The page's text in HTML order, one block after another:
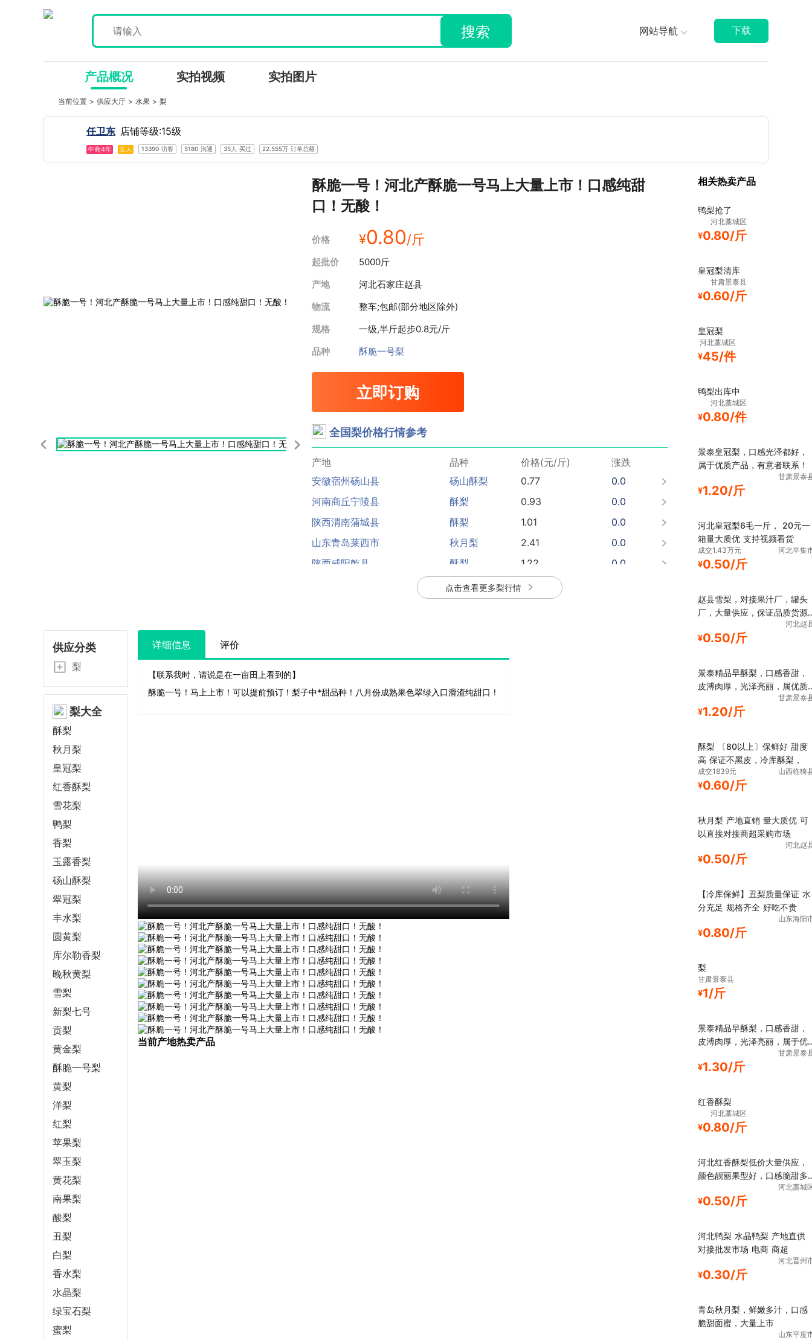
搜索 网站导航 下载
产品概况 实拍视频 实拍图片
当前位置 > 供应大厅 > 水果 > 梨
任卫东 店铺等级:15级
牛商4年 实人 13390 访客 5180 沟通 35人 买过 22.555万 订单总额
酥脆一号！河北产酥脆一号马上大量上市！口感纯甜
口！无酸！
价格 ¥0.80/斤
起批价
5000斤
产地
河北石家庄赵县
物流
整车;包邮(部分地区除外)
规格
一级,半斤起步0.8元/斤
品种
酥脆一号梨
立即订购
全国梨价格行情参考
产地 品种 价格(元/斤) 涨跌
安徽宿州砀山县
山东滨州阳信县
酥梨
安徽宿州砀山县
河北石家庄赵县
皇冠梨 1.03
0.0
安徽宿州砀山县
砀山酥梨 0.77
0.0
河南商丘宁陵县
酥梨 0.93
0.0
陕西渭南蒲城县
酥梨 1.01
0.0
山东青岛莱西市
秋月梨 2.41
0.0
陕西咸阳乾县
酥梨 1.22
0.0
丰水梨 1.50
点击查看更多梨行情
供应分类
梨
梨大全
酥梨
秋月梨
皇冠梨
红香酥梨
雪花梨
鸭梨
香梨
玉露香梨
砀山酥梨
翠冠梨
丰水梨
圆黄梨
库尔勒香梨
晚秋黄梨
雪梨
新梨七号
贡梨
黄金梨
酥脆一号梨
黄梨
洋梨
红梨
苹果梨
翠玉梨
黄花梨
南果梨
酸梨
丑梨
白梨
香水梨
水晶梨
绿宝石梨
蜜梨
详细信息 评价
【联系我时，请说是在一亩田上看到的】
酥脆一号！马上上市！可以提前预订！梨子中*甜品种！八月份成熟果色翠绿入口滑渣纯甜口！
当前产地热卖产品
相关热卖产品
鸭梨抢了
河北藁城区
¥0.80/斤
皇冠梨清库
甘肃景泰县
¥0.60/斤
皇冠梨
河北藁城区
¥45/件
鸭梨出库中
河北藁城区
¥0.80/件
景泰皇冠梨，口感光泽都好，
属于优质产品，有意者联系！
甘肃景泰
¥1.20/斤
河北皇冠梨6毛一斤， 20元一
箱量大质优 支持视频看货
成交1.43万元 河北辛集
¥0.50/斤
赵县雪梨，对接果汁厂，罐头
厂，大量供应，保证品质货源
河北赵
¥0.50/斤
景泰精品早酥梨，口感香甜，
皮溥肉厚，光泽亮丽，属优质
甘肃景泰
¥1.20/斤
酥梨 〔80以上〕保鲜好 甜度
高 保证不黑皮，冷库酥梨，
成交1839元 山西临猗
¥0.60/斤
秋月梨 产地直销 量大质优 可
以直接对接商超采购市场
河北赵
¥0.50/斤
【冷库保鲜】丑梨质量保证 水
分充足 规格齐全 好吃不贵
山东海阳
¥0.80/斤
梨
甘肃景泰县
¥1/斤
景泰精品早酥梨，口感香甜，
皮溥肉厚，光泽亮丽，属于优
甘肃景泰
¥1.30/斤
红香酥梨
河北藁城区
¥0.80/斤
河北红香酥梨低价大量供应，
颜色靓丽果型好，口感脆甜多
河北藁城
¥0.50/斤
河北鸭梨 水晶鸭梨 产地直供
对接批发市场 电商 商超
河北晋州
¥0.30/斤
青岛秋月梨，鲜嫩多汁，口感
脆甜面蜜，大量上市
山东平度